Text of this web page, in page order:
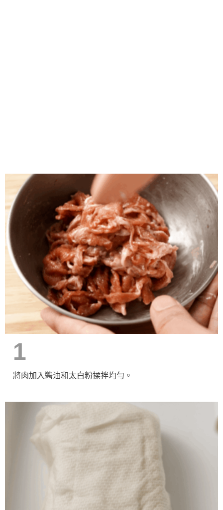
1
將肉加入醬油和太白粉揉拌均勻。